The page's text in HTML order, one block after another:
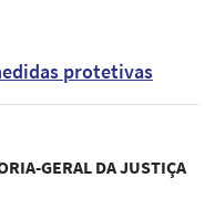
protetivas
GERAL DA JUSTIÇA